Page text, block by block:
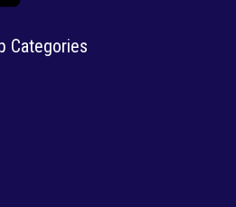
Categories